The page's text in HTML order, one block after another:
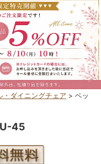
・ダイニングチェア > ベッ
45